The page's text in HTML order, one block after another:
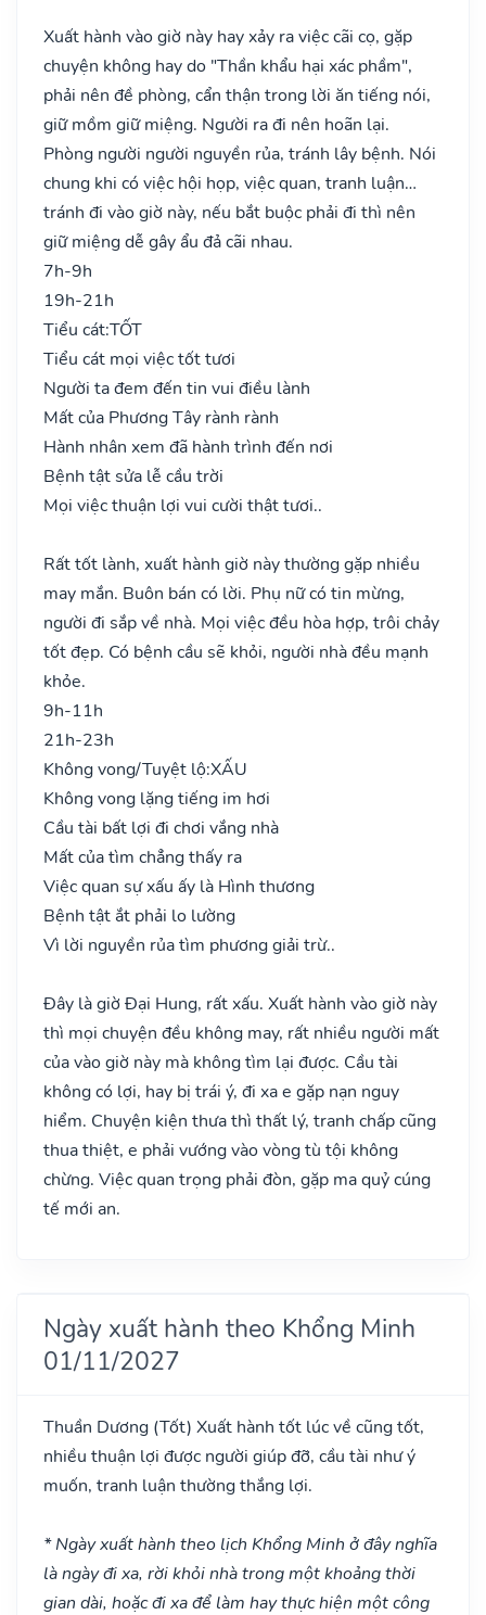
Xuất hành vào giờ này hay xảy ra việc cãi cọ, gặp
chuyện không hay do "Thần khẩu hại xác phầm",
phải nên đề phòng, cẩn thận trong lời ăn tiếng nói,
giữ mồm giữ miệng. Người ra đi nên hoãn lại.
Phòng người người nguyền rủa, tránh lây bệnh. Nói
chung khi có việc hội họp, việc quan, tranh luận…
tránh đi vào giờ này, nếu bắt buộc phải đi thì nên
giữ miệng dễ gây ẩu đả cãi nhau.
7h-9h
19h-21h
Tiểu cát:TỐT
Tiểu cát mọi việc tốt tươi
Người ta đem đến tin vui điều lành
Mất của Phương Tây rành rành
Hành nhân xem đã hành trình đến nơi
Bệnh tật sửa lễ cầu trời
Mọi việc thuận lợi vui cười thật tươi..
Rất tốt lành, xuất hành giờ này thường gặp nhiều
may mắn. Buôn bán có lời. Phụ nữ có tin mừng,
người đi sắp về nhà. Mọi việc đều hòa hợp, trôi chảy
tốt đẹp. Có bệnh cầu sẽ khỏi, người nhà đều mạnh
khỏe.
9h-11h
21h-23h
Không vong/Tuyệt lộ:XẤU
Không vong lặng tiếng im hơi
Cầu tài bất lợi đi chơi vắng nhà
Mất của tìm chẳng thấy ra
Việc quan sự xấu ấy là Hình thương
Bệnh tật ắt phải lo lường
Vì lời nguyền rủa tìm phương giải trừ..
Đây là giờ Đại Hung, rất xấu. Xuất hành vào giờ này
thì mọi chuyện đều không may, rất nhiều người mất
của vào giờ này mà không tìm lại được. Cầu tài
không có lợi, hay bị trái ý, đi xa e gặp nạn nguy
hiểm. Chuyện kiện thưa thì thất lý, tranh chấp cũng
thua thiệt, e phải vướng vào vòng tù tội không
chừng. Việc quan trọng phải đòn, gặp ma quỷ cúng
tế mới an.
Ngày xuất hành theo Khổng Minh
01/11/2027
Thuần Dương (Tốt) Xuất hành tốt lúc về cũng tốt,
nhiều thuận lợi được người giúp đỡ, cầu tài như ý
muốn, tranh luận thường thắng lợi.
* Ngày xuất hành theo lịch Khổng Minh ở đây nghĩa
là ngày đi xa, rời khỏi nhà trong một khoảng thời
gian dài, hoặc đi xa để làm hay thực hiện một công